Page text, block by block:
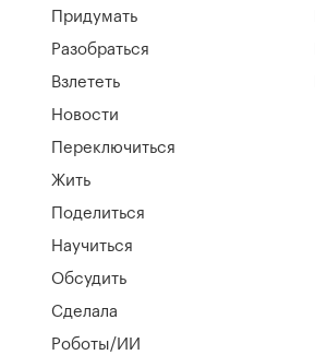
Придумать
Разобраться
Взлететь
Новости
Переключиться
Жить
Поделиться
Научиться
Обсудить
Сделала
Роботы/ИИ